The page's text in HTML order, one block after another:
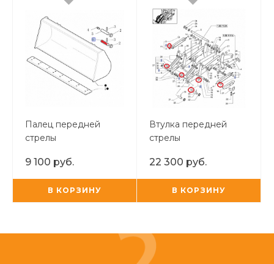
Палец передней
стрелы
9 100 руб.
В КОРЗИНУ
Втулка передней
стрелы
22 300 руб.
В КОРЗИНУ